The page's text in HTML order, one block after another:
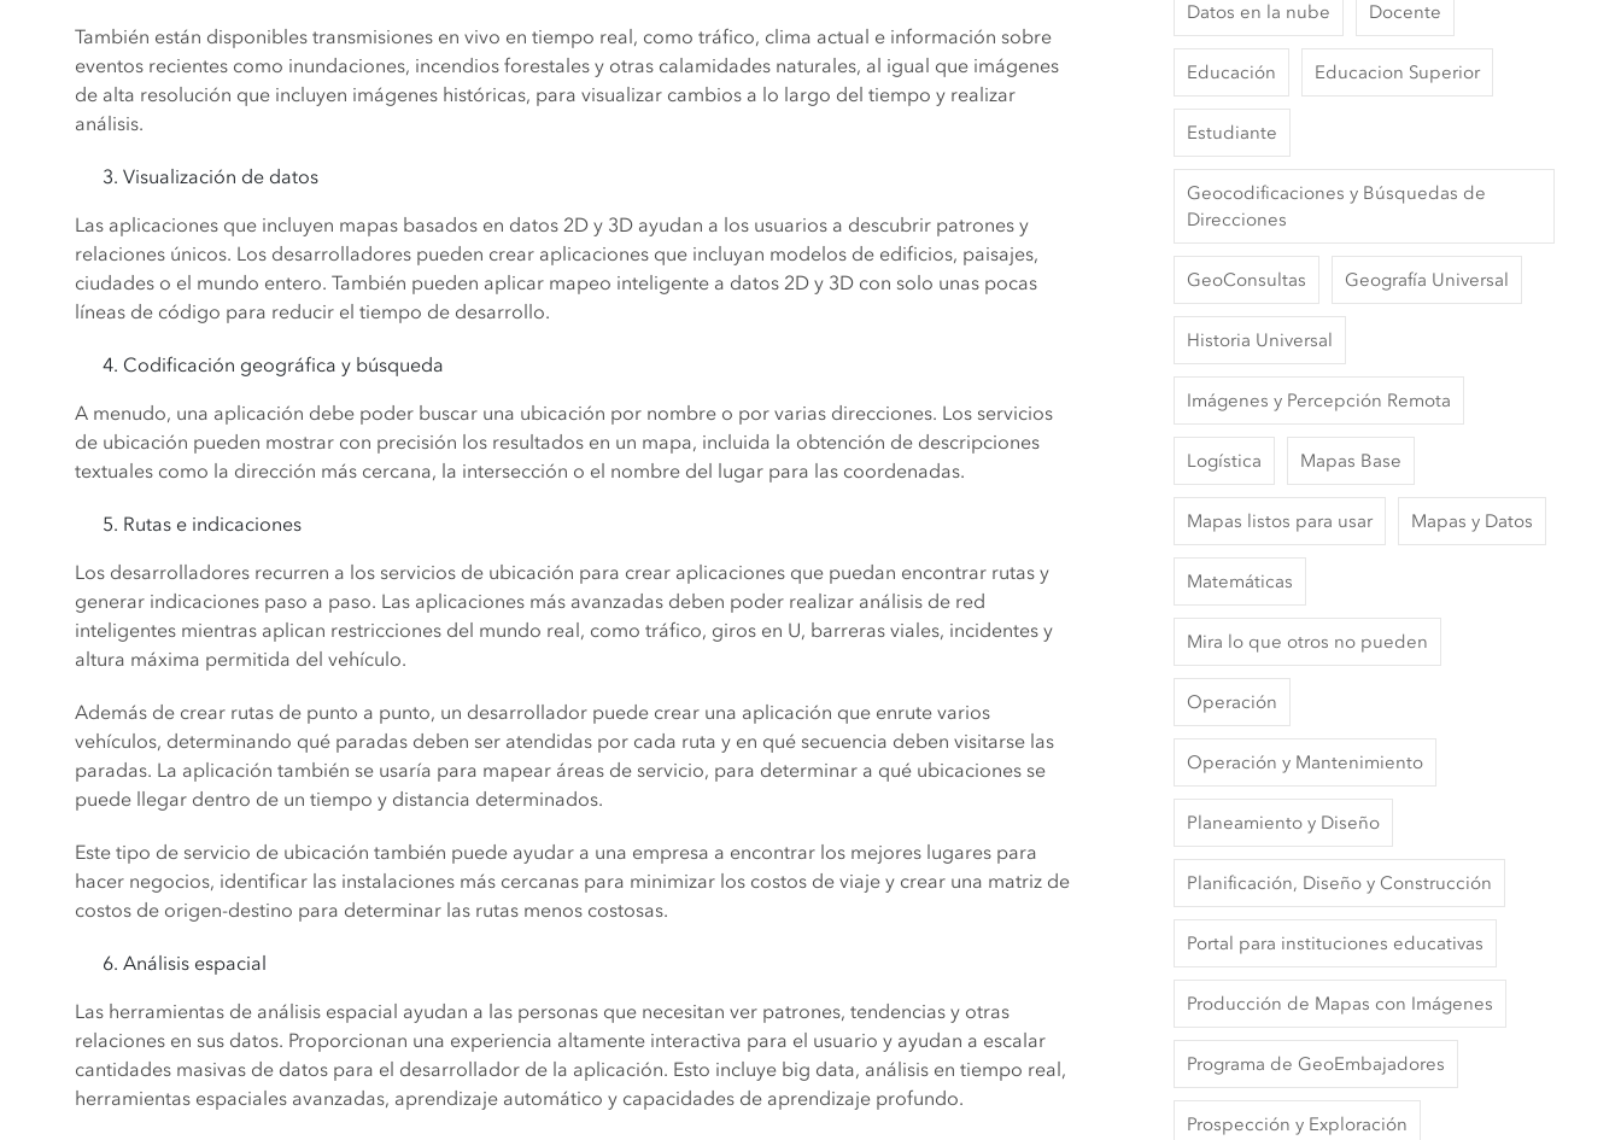
También están disponibles transmisiones en vivo en tiempo real, como tráfico, clima actual e información sobre
eventos recientes como inundaciones, incendios forestales y otras calamidades naturales, al igual que imágenes
de alta resolución que incluyen imágenes históricas, para visualizar cambios a lo largo del tiempo y realizar
análisis.
Visualización de datos
Las aplicaciones que incluyen mapas basados en datos 2D y 3D ayudan a los usuarios a descubrir patrones y
relaciones únicos. Los desarrolladores pueden crear aplicaciones que incluyan modelos de edificios, paisajes,
ciudades o el mundo entero. También pueden aplicar mapeo inteligente a datos 2D y 3D con solo unas pocas
líneas de código para reducir el tiempo de desarrollo.
Codificación geográfica y búsqueda
A menudo, una aplicación debe poder buscar una ubicación por nombre o por varias direcciones. Los servicios
de ubicación pueden mostrar con precisión los resultados en un mapa, incluida la obtención de descripciones
textuales como la dirección más cercana, la intersección o el nombre del lugar para las coordenadas.
Rutas e indicaciones
Los desarrolladores recurren a los servicios de ubicación para crear aplicaciones que puedan encontrar rutas y
generar indicaciones paso a paso. Las aplicaciones más avanzadas deben poder realizar análisis de red
inteligentes mientras aplican restricciones del mundo real, como tráfico, giros en U, barreras viales, incidentes y
altura máxima permitida del vehículo.
Además de crear rutas de punto a punto, un desarrollador puede crear una aplicación que enrute varios
vehículos, determinando qué paradas deben ser atendidas por cada ruta y en qué secuencia deben visitarse las
paradas. La aplicación también se usaría para mapear áreas de servicio, para determinar a qué ubicaciones se
puede llegar dentro de un tiempo y distancia determinados.
Este tipo de servicio de ubicación también puede ayudar a una empresa a encontrar los mejores lugares para
hacer negocios, identificar las instalaciones más cercanas para minimizar los costos de viaje y crear una matriz de
costos de origen-destino para determinar las rutas menos costosas.
Análisis espacial
Las herramientas de análisis espacial ayudan a las personas que necesitan ver patrones, tendencias y otras
relaciones en sus datos. Proporcionan una experiencia altamente interactiva para el usuario y ayudan a escalar
cantidades masivas de datos para el desarrollador de la aplicación. Esto incluye big data, análisis en tiempo real,
herramientas espaciales avanzadas, aprendizaje automático y capacidades de aprendizaje profundo.
Datos en la nube Docente
Educación Educacion Superior
Estudiante
Geocodificaciones y Búsquedas de
Direcciones
GeoConsultas Geografía Universal
Historia Universal
Imágenes y Percepción Remota
Logística Mapas Base
Mapas listos para usar Mapas y Datos
Matemáticas
Mira lo que otros no pueden
Operación
Operación y Mantenimiento
Planeamiento y Diseño
Planificación, Diseño y Construcción
Portal para instituciones educativas
Producción de Mapas con Imágenes
Programa de GeoEmbajadores
Prospección y Exploración